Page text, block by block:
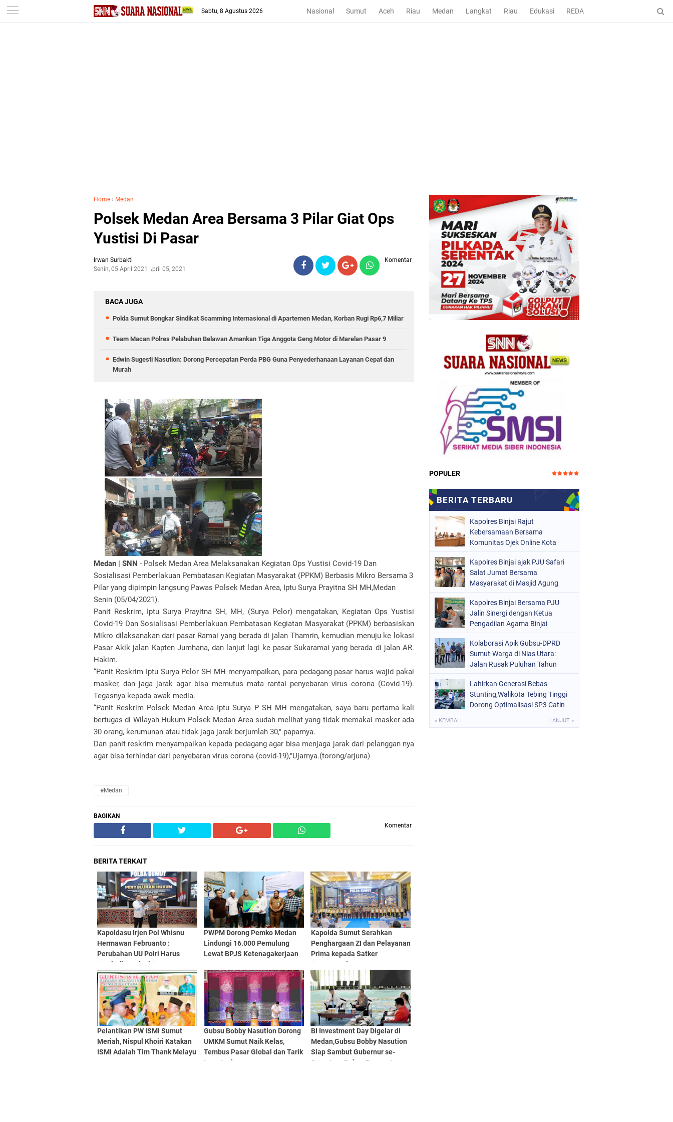
-->
Sabtu, 8 Agustus 2026 Nasional Sumut Aceh Riau Medan Langkat Riau Edukasi REDAKSI
Home › Medan
Polsek Medan Area Bersama 3 Pilar Giat Ops
Yustisi Di Pasar
Irwan Surbakti
Senin, 05 April 2021
April 05, 2021
Komentar
BACA JUGA
Polda Sumut Bongkar Sindikat Scamming Internasional di Apartemen Medan, Korban Rugi Rp6,7 Miliar
Team Macan Polres Pelabuhan Belawan Amankan Tiga Anggota Geng Motor di Marelan Pasar 9
Edwin Sugesti Nasution: Dorong Percepatan Perda PBG Guna Penyederhanaan Layanan Cepat dan
Murah
Medan | SNN - Polsek Medan Area Melaksanakan Kegiatan Ops Yustisi Covid-19 Dan
Sosialisasi Pemberlakuan Pembatasan Kegiatan Masyarakat (PPKM) Berbasis Mikro Bersama 3
Pilar yang dipimpin langsung Pawas Polsek Medan Area, Iptu Surya Prayitna SH MH,Medan
Senin (05/04/2021).
Panit Reskrim, Iptu Surya Prayitna SH, MH, (Surya Pelor) mengatakan, Kegiatan Ops Yustisi
Covid-19 Dan Sosialisasi Pemberlakuan Pembatasan Kegiatan Masyarakat (PPKM) berbasiskan
Mikro dilaksanakan dari pasar Ramai yang berada di jalan Thamrin, kemudian menuju ke lokasi
Pasar Akik jalan Kapten Jumhana, dan lanjut lagi ke pasar Sukaramai yang berada di jalan AR.
Hakim.
“Panit Reskrim Iptu Surya Pelor SH MH menyampaikan, para pedagang pasar harus wajid pakai
masker, dan jaga jarak agar bisa memutus mata rantai penyebaran virus corona (Covid-19).
Tegasnya kepada awak media.
“Panit Reskrim Polsek Medan Area Iptu Surya P SH MH mengatakan, saya baru pertama kali
bertugas di Wilayah Hukum Polsek Medan Area sudah melihat yang tidak memakai masker ada
30 orang, kerumunan atau tidak jaga jarak berjumlah 30," paparnya.
Dan panit reskrim menyampaikan kepada pedagang agar bisa menjaga jarak dari pelanggan nya
agar bisa terhindar dari penyebaran virus corona (covid-19),"Ujarnya.(torong/arjuna)
#Medan
BAGIKAN
Komentar
BERITA TERKAIT
Kapoldasu Irjen Pol Whisnu
Hermawan Februanto :
Perubahan UU Polri Harus
Menjadi Fondasi Penguatan
Profesionalisme dan
Akuntabilitas Personel
PWPM Dorong Pemko Medan
Lindungi 16.000 Pemulung
Lewat BPJS Ketenagakerjaan
Kapolda Sumut Serahkan
Penghargaan ZI dan Pelayanan
Prima kepada Satker
Berprestasi
Pelantikan PW ISMI Sumut
Meriah, Nispul Khoiri Katakan
ISMI Adalah Tim Thank Melayu
Gubsu Bobby Nasution Dorong
UMKM Sumut Naik Kelas,
Tembus Pasar Global dan Tarik
Investasi
BI Investment Day Digelar di
Medan,Gubsu Bobby Nasution
Siap Sambut Gubernur se-
Sumatera Bahas Penguatan
POPULER
Kapolres Binjai Rajut
Kebersamaan Bersama
Komunitas Ojek Online Kota
Kapolres Binjai ajak PJU Safari
Salat Jumat Bersama
Masyarakat di Masjid Agung
Kapolres Binjai Bersama PJU
Jalin Sinergi dengan Ketua
Pengadilan Agama Binjai
Kolaborasi Apik Gubsu-DPRD
Sumut-Warga di Nias Utara:
Jalan Rusak Puluhan Tahun
Lahirkan Generasi Bebas
Stunting,Walikota Tebing Tinggi
Dorong Optimalisasi SP3 Catin
« KEMBALI LANJUT »